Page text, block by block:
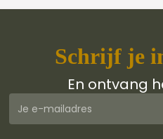
Schrijf je
En ontvang